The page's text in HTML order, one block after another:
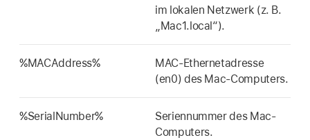
im lokalen Netzwerk (z. B.
„Mac1.local“).
%MACAddress%
MAC-Ethernetadresse
(en0) des Mac-Computers.
%SerialNumber%
Seriennummer des Mac-
Computers.